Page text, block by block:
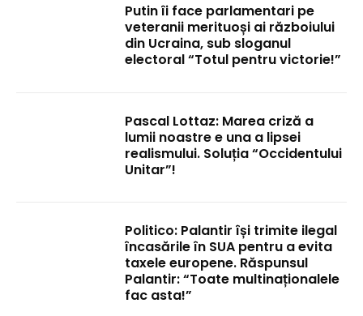
Putin îi face parlamentari pe
veteranii merituoși ai războiului
din Ucraina, sub sloganul
electoral “Totul pentru victorie!”
Pascal Lottaz: Marea criză a
lumii noastre e una a lipsei
realismului. Soluția “Occidentului
Unitar”!
Politico: Palantir își trimite ilegal
încasările în SUA pentru a evita
taxele europene. Răspunsul
Palantir: “Toate multinaționalele
fac asta!”